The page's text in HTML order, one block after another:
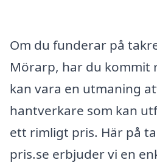
Om du funderar på
Mörarp, har du kommit
kan vara en utmaning
hantverkare som kan
ett rimligt pris. Här på
pris.se erbjuder vi en